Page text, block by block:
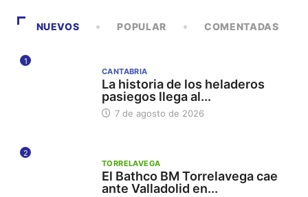
NUEVOS POPULAR COMENTADAS
1
CANTABRIA
La historia de los heladeros
pasiegos llega al...
7 de agosto de 2026
2
TORRELAVEGA
El Bathco BM Torrelavega cae
ante Valladolid en...